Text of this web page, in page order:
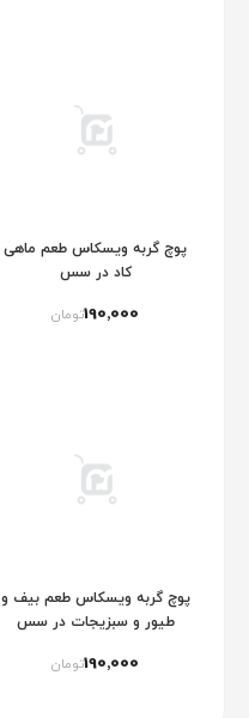
پوچ گربه ویسکاس طعم ماهی
کاد در سس
190٬000تومان
پوچ گربه ویسکاس طعم بیف و
طیور و سبزیجات در سس
190٬000تومان